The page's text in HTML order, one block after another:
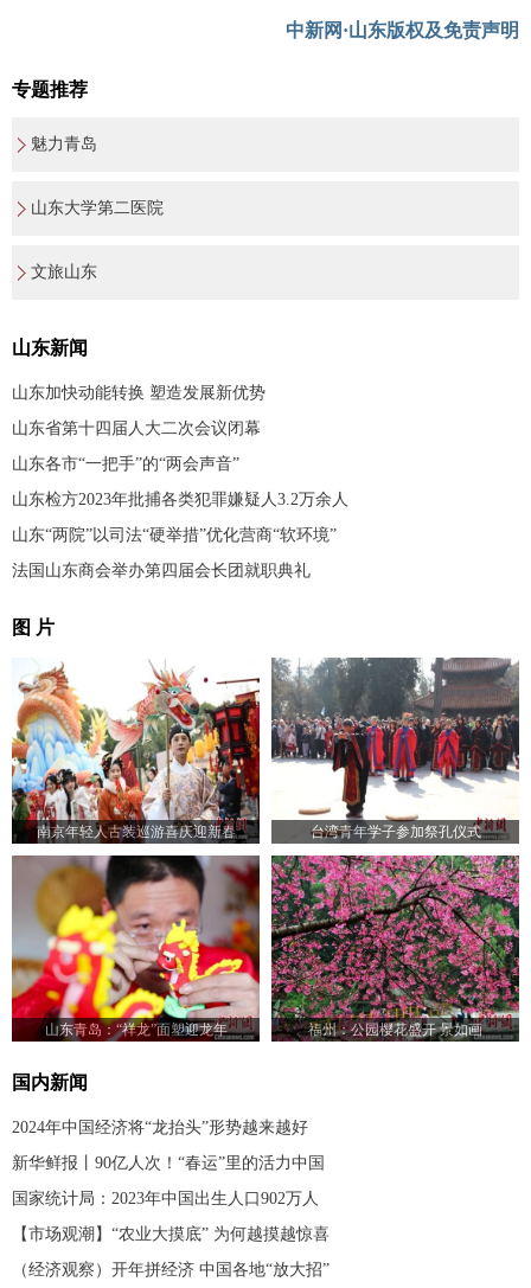
中新网·山东版权及免责声明
专题推荐
魅力青岛
山东大学第二医院
文旅山东
山东新闻
山东加快动能转换 塑造发展新优势
山东省第十四届人大二次会议闭幕
山东各市“一把手”的“两会声音”
山东检方2023年批捕各类犯罪嫌疑人3.2万余人
山东“两院”以司法“硬举措”优化营商“软环境”
法国山东商会举办第四届会长团就职典礼
图 片
南京年轻人古装巡游喜庆迎新春 台湾青年学子参加祭孔仪式
山东青岛：“祥龙”面塑迎龙年 福州：公园樱花盛开 景如画
国内新闻
2024年中国经济将“龙抬头”形势越来越好
新华鲜报丨90亿人次！“春运”里的活力中国
国家统计局：2023年中国出生人口902万人
【市场观潮】“农业大摸底” 为何越摸越惊喜
（经济观察）开年拼经济 中国各地“放大招”